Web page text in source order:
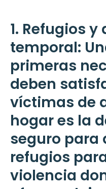
1. Refugios
temporal:
primeras
deben
víctimas de
hogar es la
seguro para
refugios
violencia